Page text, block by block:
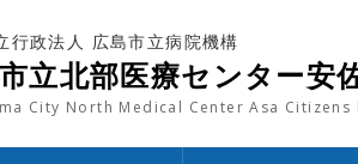
行政法人 広島市立病院機構
立北部医療センター安
City North Medical Center Asa Citizens